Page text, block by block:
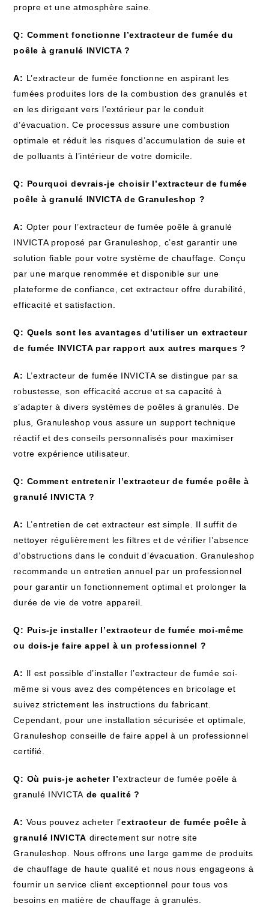
propre et une atmosphère saine.
Q: Comment fonctionne l’extracteur de fumée du
poêle à granulé INVICTA ?
A: L’extracteur de fumée fonctionne en aspirant les
fumées produites lors de la combustion des granulés et
en les dirigeant vers l’extérieur par le conduit
d’évacuation. Ce processus assure une combustion
optimale et réduit les risques d’accumulation de suie et
de polluants à l’intérieur de votre domicile.
Q: Pourquoi devrais-je choisir l’extracteur de fumée
poêle à granulé INVICTA de Granuleshop ?
A: Opter pour l’extracteur de fumée poêle à granulé
INVICTA proposé par Granuleshop, c’est garantir une
solution fiable pour votre système de chauffage. Conçu
par une marque renommée et disponible sur une
plateforme de confiance, cet extracteur offre durabilité,
efficacité et satisfaction.
Q: Quels sont les avantages d’utiliser un extracteur
de fumée INVICTA par rapport aux autres marques ?
A: L’extracteur de fumée INVICTA se distingue par sa
robustesse, son efficacité accrue et sa capacité à
s’adapter à divers systèmes de poêles à granulés. De
plus, Granuleshop vous assure un support technique
réactif et des conseils personnalisés pour maximiser
votre expérience utilisateur.
Q: Comment entretenir l’extracteur de fumée poêle à
granulé INVICTA ?
A: L’entretien de cet extracteur est simple. Il suffit de
nettoyer régulièrement les filtres et de vérifier l’absence
d’obstructions dans le conduit d’évacuation. Granuleshop
recommande un entretien annuel par un professionnel
pour garantir un fonctionnement optimal et prolonger la
durée de vie de votre appareil.
Q: Puis-je installer l’extracteur de fumée moi-même
ou dois-je faire appel à un professionnel ?
A: Il est possible d’installer l’extracteur de fumée soi-
même si vous avez des compétences en bricolage et
suivez strictement les instructions du fabricant.
Cependant, pour une installation sécurisée et optimale,
Granuleshop conseille de faire appel à un professionnel
certifié.
Q: Où puis-je acheter l’extracteur de fumée poêle à
granulé INVICTA de qualité ?
A: Vous pouvez acheter l’extracteur de fumée poêle à
granulé INVICTA directement sur notre site
Granuleshop. Nous offrons une large gamme de produits
de chauffage de haute qualité et nous nous engageons à
fournir un service client exceptionnel pour tous vos
besoins en matière de chauffage à granulés.